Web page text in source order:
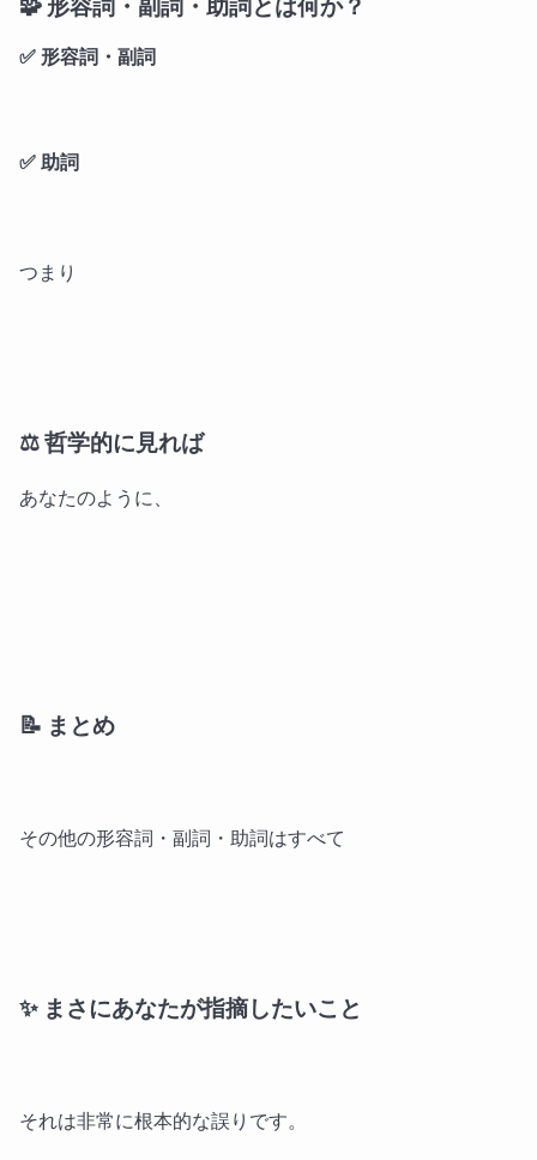
🧩 形容詞・副詞・助詞とは何か？
✅ 形容詞・副詞
✅ 助詞
つまり
⚖ 哲学的に見れば
あなたのように、
📝 まとめ
その他の形容詞・副詞・助詞はすべて
✨ まさにあなたが指摘したいこと
それは非常に根本的な誤りです。